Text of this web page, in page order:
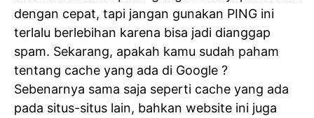
dengan cepat, tapi jangan gunakan PING ini
terlalu berlebihan karena bisa jadi dianggap
spam. Sekarang, apakah kamu sudah paham
tentang cache yang ada di Google ?
Sebenarnya sama saja seperti cache yang ada
pada situs-situs lain, bahkan website ini juga